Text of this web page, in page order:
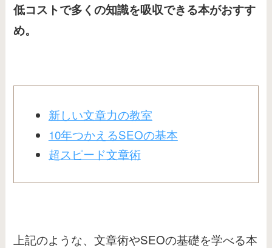
低コストで多くの知識を吸収できる本がおすす
め。
新しい文章力の教室
10年つかえるSEOの基本
超スピード文章術
上記のような、文章術やSEOの基礎を学べる本